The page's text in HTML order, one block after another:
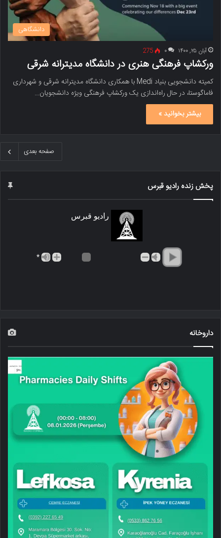
دانشگاهی
آبان ۲۵, ۱۴۰۰ ۰ 275
ورکشاپ فرهنگی هنری در دانشگاه مدیترانه شرقی
کمیته دانشجویی بنیاد Medi با همکاری دانشگاه مدیترانه شرقی و شهرداری
فاماگوستا، در حال راه‌اندازی یک ورکشاپ فرهنگی ویژه دانشجویان…
بیشتر بخوانید »
صفحه بعدی
پخش زنده رادیو قبرس
رادیو قبرس
*
داروخانه